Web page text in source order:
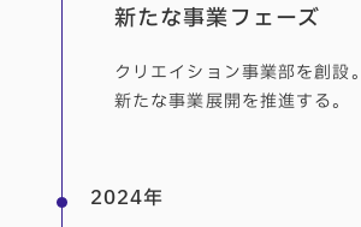
新たな事業フェーズ
クリエイション事業部を創設。
新たな事業展開を推進する。
2024年